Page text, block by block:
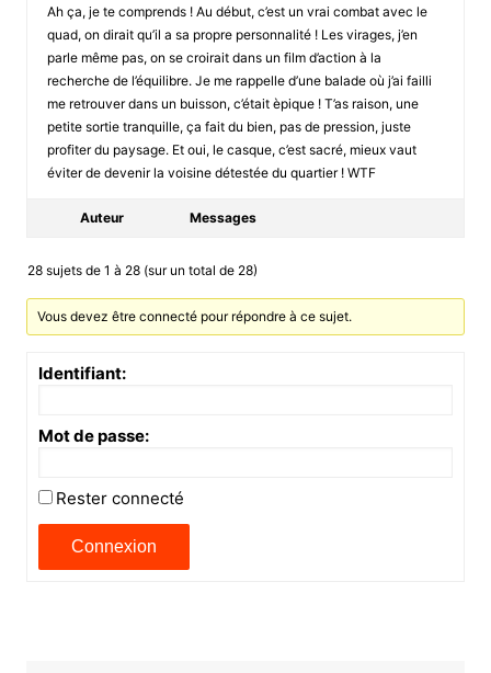
Ah ça, je te comprends ! Au début, c’est un vrai combat avec le
quad, on dirait qu’il a sa propre personnalité ! Les virages, j’en
parle même pas, on se croirait dans un film d’action à la
recherche de l’équilibre. Je me rappelle d’une balade où j’ai failli
me retrouver dans un buisson, c’était èpique ! T’as raison, une
petite sortie tranquille, ça fait du bien, pas de pression, juste
profiter du paysage. Et oui, le casque, c’est sacré, mieux vaut
éviter de devenir la voisine détestée du quartier ! WTF
Auteur Messages
28 sujets de 1 à 28 (sur un total de 28)
Vous devez être connecté pour répondre à ce sujet.
Identifiant:
Mot de passe:
Rester connecté
Connexion